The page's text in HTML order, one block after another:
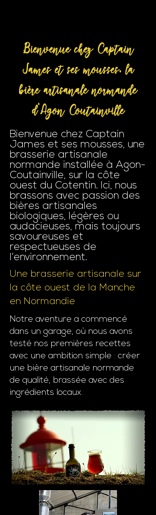
Bienvenue chez Captain
James et ses mousses, la
bière artisanale normande
d'Agon Coutainville
Bienvenue chez Captain
James et ses mousses, une
brasserie artisanale
normande installée à Agon-
Coutainville, sur la côte
ouest du Cotentin. Ici, nous
brassons avec passion des
bières artisanales
biologiques, légères ou
audacieuses, mais toujours
savoureuses et
respectueuses de
l’environnement.
Une brasserie artisanale sur
la côte ouest de la Manche
en Normandie
Notre aventure a commencé
dans un garage, où nous avons
testé nos premières recettes
avec une ambition simple : créer
une bière artisanale normande
de qualité, brassée avec des
ingrédients locaux.